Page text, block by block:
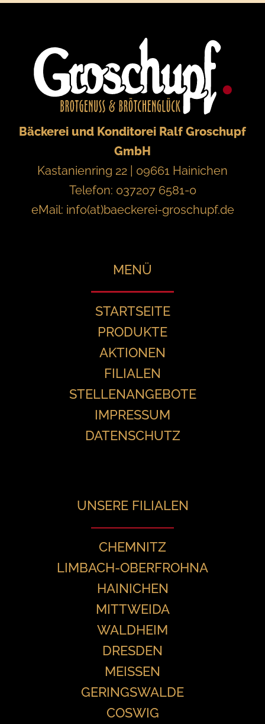
Bäckerei und Konditorei Ralf Groschupf
GmbH
Kastanienring 22 | 09661 Hainichen
Telefon: 037207 6581-0
eMail: info(at)baeckerei-groschupf.de
MENÜ
STARTSEITE
PRODUKTE
AKTIONEN
FILIALEN
STELLENANGEBOTE
IMPRESSUM
DATENSCHUTZ
UNSERE FILIALEN
CHEMNITZ
LIMBACH-OBERFROHNA
HAINICHEN
MITTWEIDA
WALDHEIM
DRESDEN
MEISSEN
GERINGSWALDE
COSWIG